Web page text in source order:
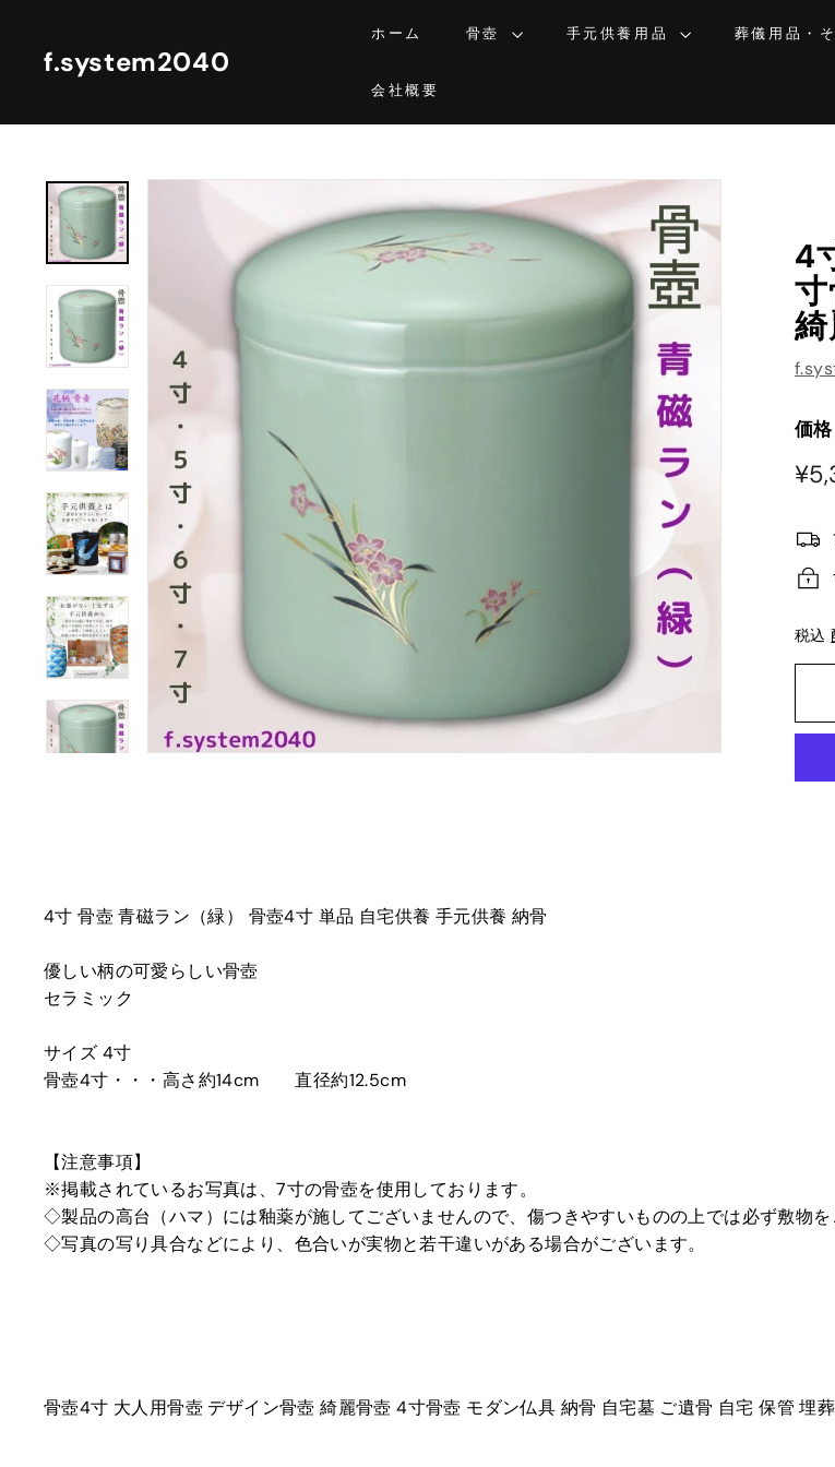
ツ
f.system2040
ホーム 骨壺 手元供養用品 葬儀用品・
会社概要
4
価格
税込
4寸 骨壺 青磁ラン（緑） 骨壺4寸 単品 自宅供養 手元供養 納骨
優しい柄の可愛らしい骨壺
セラミック
サイズ 4寸
骨壺4寸・・・高さ約14cm 直径約12.5cm
【注意事項】
※掲載されているお写真は、7寸の骨壺を使用しております。
◇製品の高台（ハマ）には釉薬が施してございませんので、傷つきやすいものの上では必ず敷物を
◇写真の写り具合などにより、色合いが実物と若干違いがある場合がございます。
骨壺4寸 大人用骨壺 デザイン骨壺 綺麗骨壺 4寸骨壺 モダン仏具 納骨 自宅墓 ご遺骨 自宅 保管 埋